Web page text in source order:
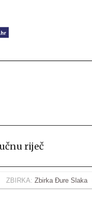
ZBIRKA: Zbirka Đure Slaka